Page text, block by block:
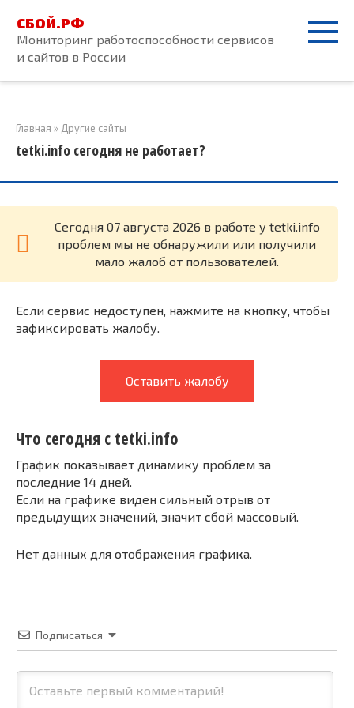
контенту
СБОЙ.РФ
Мониторинг работоспособности сервисов
и сайтов в России
Главная » Другие сайты
tetki.info сегодня не работает?
Cегодня 07 августа 2026 в работе у tetki.info
проблем мы не обнаружили или получили
мало жалоб от пользователей.
Если сервис недоступен, нажмите на кнопку, чтобы
зафиксировать жалобу.
Оставить жалобу
Что сегодня с tetki.info
График показывает динамику проблем за
последние 14 дней.
Если на графике виден сильный отрыв от
предыдущих значений, значит сбой массовый.
Нет данных для отображения графика.
Подписаться